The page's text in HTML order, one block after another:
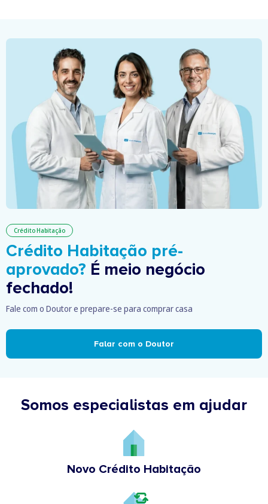
Crédito Habitação
Crédito Habitação pré-
aprovado? É meio negócio
fechado!
Fale com o Doutor e prepare-se para comprar casa
Falar com o Doutor
Somos especialistas em ajudar
Novo Crédito Habitação